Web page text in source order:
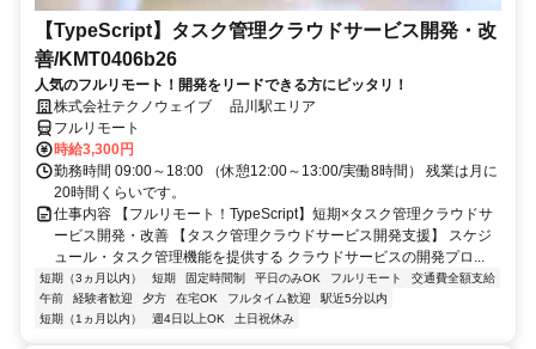
【TypeScript】タスク管理クラウドサービス開発・改
善/KMT0406b26
人気のフルリモート！開発をリードできる方にピッタリ！
株式会社テクノウェイブ 品川駅エリア
フルリモート
時給3,300円
勤務時間 09:00～18:00 （休憩12:00～13:00/実働8時間） 残業は月に
20時間くらいです。
仕事内容 【フルリモート！TypeScript】短期×タスク管理クラウドサ
ービス開発・改善 【タスク管理クラウドサービス開発支援】 スケジ
ュール・タスク管理機能を提供する クラウドサービスの開発プロ...
短期（3ヵ月以内） 短期 固定時間制 平日のみOK フルリモート
交通費全額支給
午前
経験者歓迎 夕方 在宅OK フルタイム歓迎
駅近5分以内
短期（1ヵ月以内）
週4日以上OK 土日祝休み